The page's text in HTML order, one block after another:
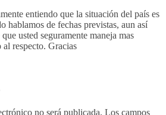
entiendo que la situación del país es
hablamos de fechas previstas, aun así
usted seguramente maneja mas
respecto. Gracias
no será publicada. Los campos